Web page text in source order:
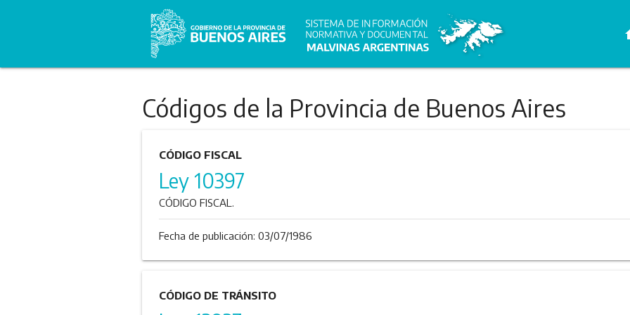
Códigos de la Provincia de Buenos Aires
CÓDIGO FISCAL
Ley 10397
CÓDIGO FISCAL.
Fecha de publicación: 03/07/1986
CÓDIGO DE TRÁNSITO